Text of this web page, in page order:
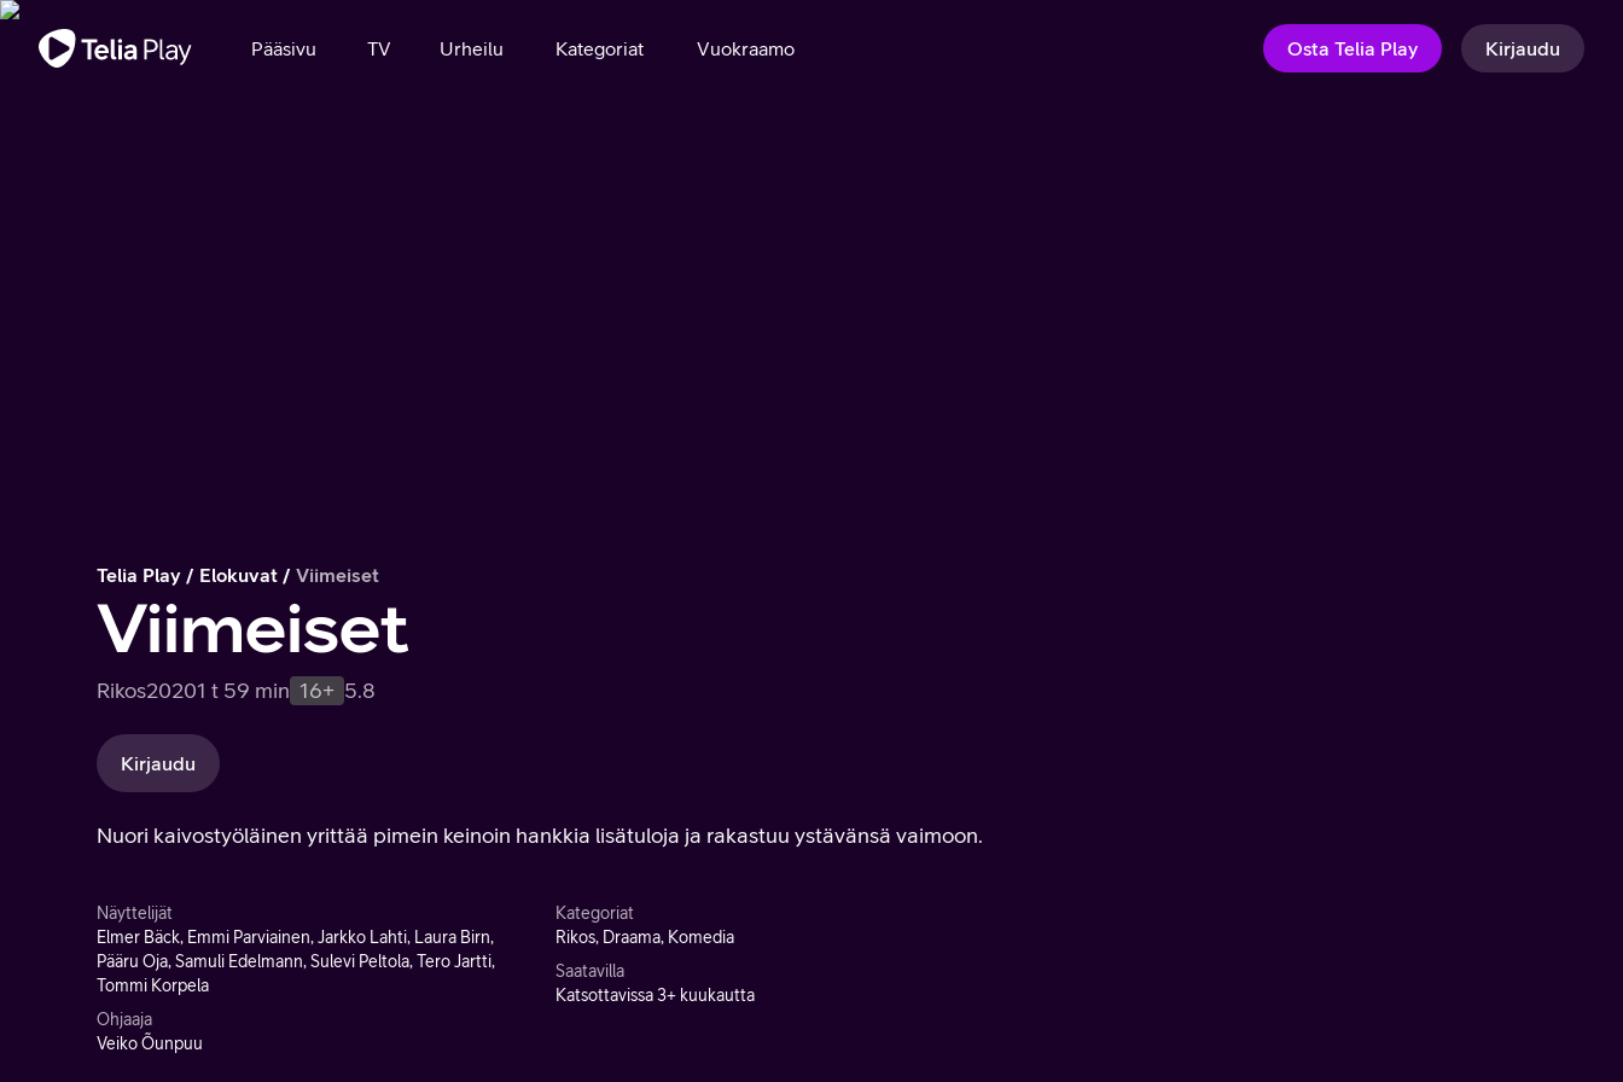
Tärkeä viesti
Pääsivu TV Urheilu Kategoriat Vuokraamo Osta Telia Play Kirjaudu
Telia Play Elokuvat Viimeiset
Viimeiset
Rikos20201 t 59 min 16+ 5.8
Kirjaudu
Nuori kaivostyöläinen yrittää pimein keinoin hankkia lisätuloja ja rakastuu ystävänsä vaimoon.
Näyttelijät
Elmer Bäck, Emmi Parviainen, Jarkko Lahti, Laura Birn,
Pääru Oja, Samuli Edelmann, Sulevi Peltola, Tero Jartti,
Tommi Korpela
Ohjaaja
Veiko Õunpuu
Kategoriat
Rikos, Draama, Komedia
Saatavilla
Katsottavissa 3+ kuukautta